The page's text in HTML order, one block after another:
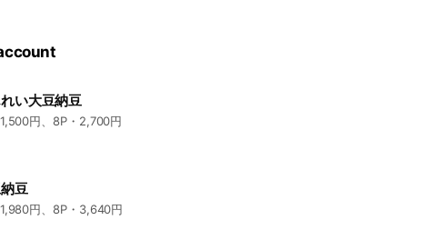
い大豆納豆
円、8P・2,700円
豆
円、8P・3,640円